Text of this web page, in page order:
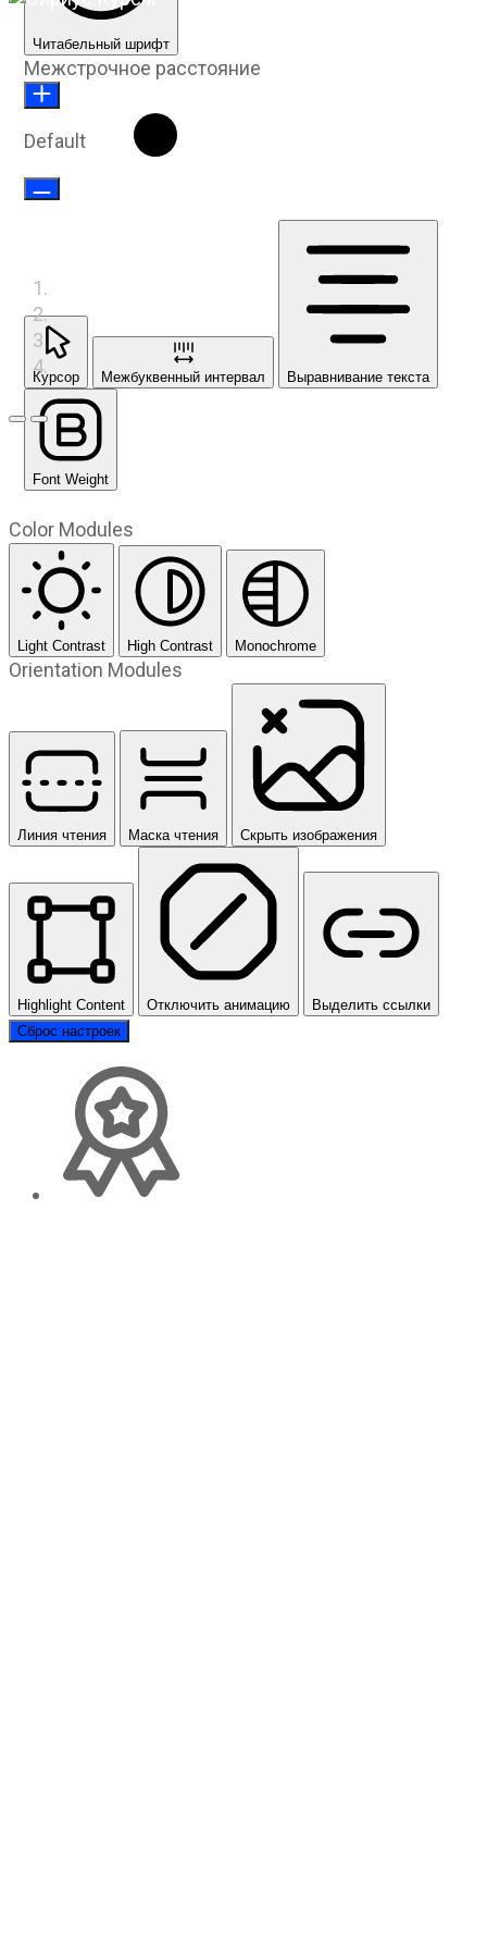
Предыдущий слайд
Следующий слайд
Читабельный шрифт
Межстрочное расстояние
Default
Курсор Межбуквенный интервал Выравнивание текста
Font Weight
Color Modules
Light Contrast High Contrast Monochrome
Orientation Modules
Линия чтения Маска чтения Скрыть изображения
Highlight Content Отключить анимацию
Выделить ссылки
Сброс настроек